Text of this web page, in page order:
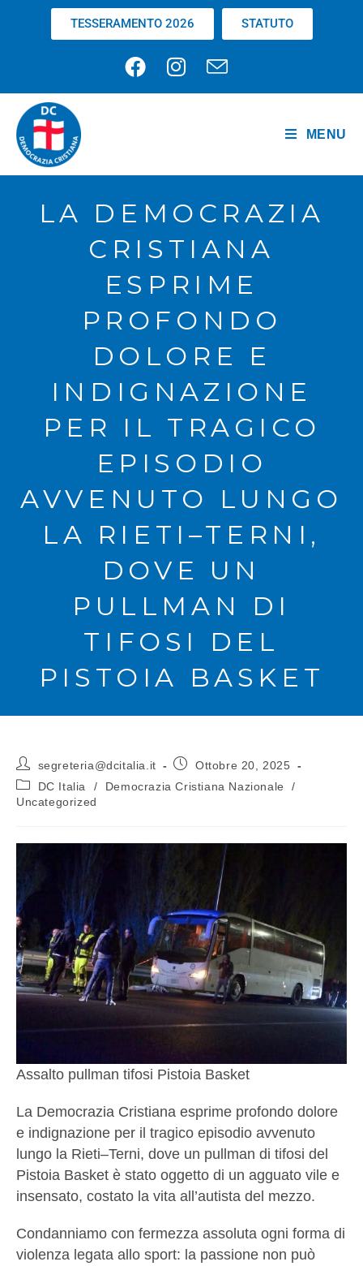
TESSERAMENTO 2026 STATUTO
MENU
LA DEMOCRAZIA
CRISTIANA
ESPRIME
PROFONDO
DOLORE E
INDIGNAZIONE
PER IL TRAGICO
EPISODIO
AVVENUTO LUNGO
LA RIETI–TERNI,
DOVE UN
PULLMAN DI
TIFOSI DEL
PISTOIA BASKET
segreteria@dcitalia.it
Ottobre 20, 2025
DC Italia
/ Democrazia Cristiana Nazionale
/
Uncategorized
Assalto pullman tifosi Pistoia Basket
La Democrazia Cristiana esprime profondo dolore
e indignazione per il tragico episodio avvenuto
lungo la Rieti–Terni, dove un pullman di tifosi del
Pistoia Basket è stato oggetto di un agguato vile e
insensato, costato la vita all’autista del mezzo.
Condanniamo con fermezza assoluta ogni forma di
violenza legata allo sport: la passione non può